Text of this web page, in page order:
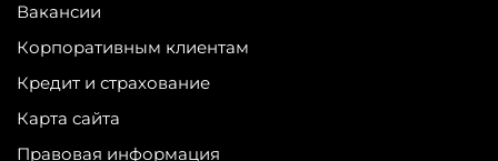
Вакансии
Корпоративным клиентам
Кредит и страхование
Карта сайта
Правовая информация